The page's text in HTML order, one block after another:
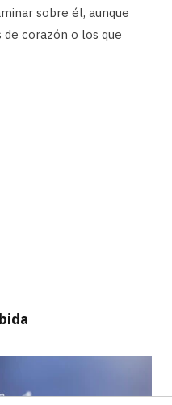
sobre él, aunque
corazón o los que